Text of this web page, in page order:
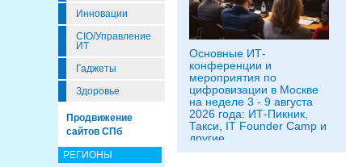
Инновации
CIO/Управление
ИТ
Гаджеты
Здоровье
Продвижение
сайтов СПб
РЕГИОНЫ
Основные ИТ-
конференции и
мероприятия по
цифровизации в Москве
на неделе 3 - 9 августа
2026 года: ИТ-Пикник,
Такси, IT Founder Camp и
другие